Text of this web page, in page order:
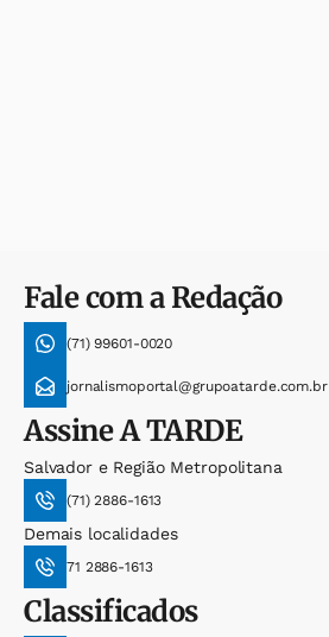
Fale com a Redação
(71) 99601-0020
jornalismoportal@grupoatarde.com.br
AssineA TARDE
Salvador e Região Metropolitana
(71) 2886-1613
Demais localidades
71 2886-1613
Classificados